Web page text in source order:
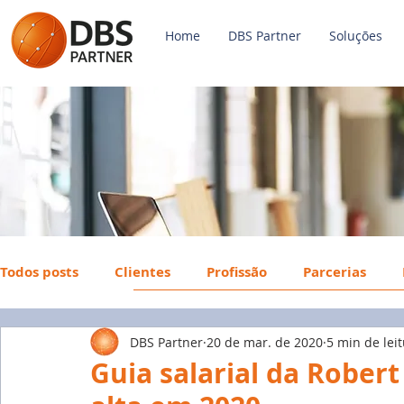
Home DBS Partner Soluções
Todos posts Clientes Profissão Parcerias
FGTS Mercado de Trabalho
Guia salarial da
DBS Partner 20 de mar. de 2020 5 min de